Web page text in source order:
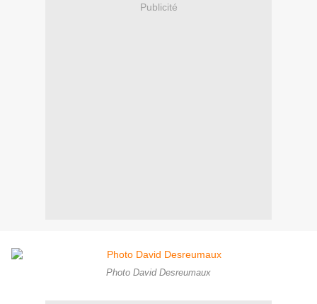
Publicité
Photo David Desreumaux